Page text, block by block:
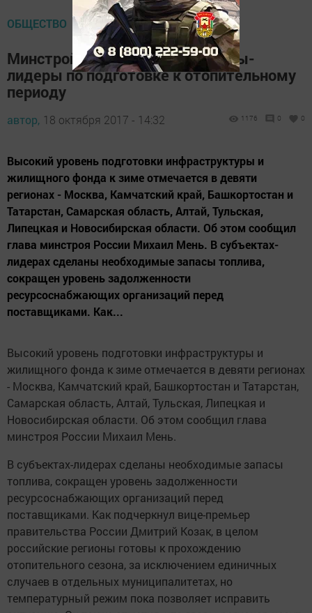
ОБЩЕСТВО
Минстрой России назвал регионы-
лидеры по подготовке к отопительному
периоду
автор, 18 октября 2017 - 14:32 1176 0 0
Высокий уровень подготовки инфраструктуры и
жилищного фонда к зиме отмечается в девяти
регионах - Москва, Камчатский край, Башкортостан и
Татарстан, Самарская область, Алтай, Тульская,
Липецкая и Новосибирская области. Об этом сообщил
глава минстроя России Михаил Мень. В субъектах-
лидерах сделаны необходимые запасы топлива,
сокращен уровень задолженности
ресурсоснабжающих организаций перед
поставщиками. Как...
Высокий уровень подготовки инфраструктуры и
жилищного фонда к зиме отмечается в девяти регионах
- Москва, Камчатский край, Башкортостан и Татарстан,
Самарская область, Алтай, Тульская, Липецкая и
Новосибирская области. Об этом сообщил глава
минстроя России Михаил Мень.
В субъектах-лидерах сделаны необходимые запасы
топлива, сокращен уровень задолженности
ресурсоснабжающих организаций перед
поставщиками. Как подчеркнул вице-премьер
правительства России Дмитрий Козак, в целом
российские регионы готовы к прохождению
отопительного сезона, за исключением единичных
случаев в отдельных муниципалитетах, но
температурный режим пока позволяет исправить